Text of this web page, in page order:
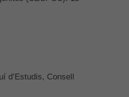
d’Estudis, Consell